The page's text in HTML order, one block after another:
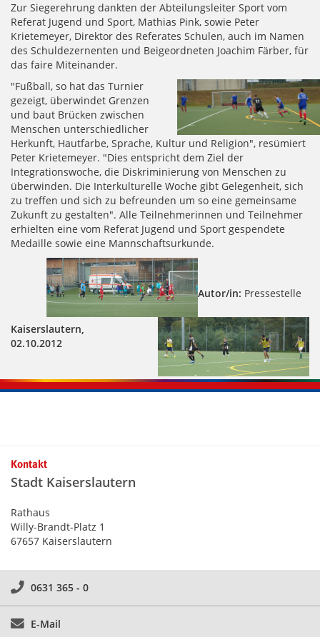
Zur Siegerehrung dankten der Abteilungsleiter Sport vom
Referat Jugend und Sport, Mathias Pink, sowie Peter
Krietemeyer, Direktor des Referates Schulen, auch im Namen
des Schuldezernenten und Beigeordneten Joachim Färber, für
das faire Miteinander.
"Fußball, so hat das Turnier
gezeigt, überwindet Grenzen
und baut Brücken zwischen
Menschen unterschiedlicher
Herkunft, Hautfarbe, Sprache, Kultur und Religion", resümiert
Peter Krietemeyer. "Dies entspricht dem Ziel der
Integrationswoche, die Diskriminierung von Menschen zu
überwinden. Die Interkulturelle Woche gibt Gelegenheit, sich
zu treffen und sich zu befreunden um so eine gemeinsame
Zukunft zu gestalten". Alle Teilnehmerinnen und Teilnehmer
erhielten eine vom Referat Jugend und Sport gespendete
Medaille sowie eine Mannschaftsurkunde.
Autor/in: Pressestelle
Kaiserslautern,
02.10.2012
Kontakt
Stadt Kaiserslautern
Rathaus
Willy-Brandt-Platz 1
67657 Kaiserslautern
0631 365 - 0
E-Mail